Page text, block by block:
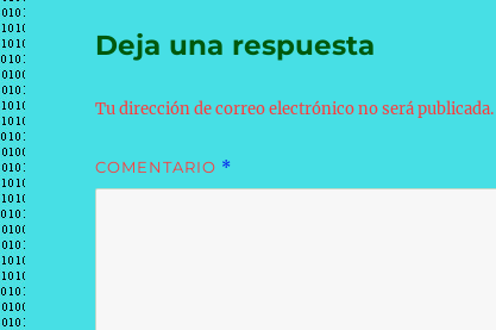
Deja una respuesta
Tu dirección de correo electrónico no será publicada.
COMENTARIO *